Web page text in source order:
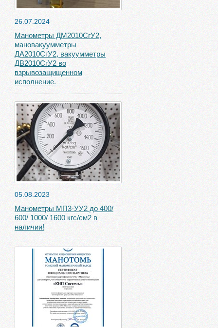
26.07.2024
Манометры ДМ2010СгУ2,
мановакуумметры
ДА2010СгУ2, вакуумметры
ДВ2010СгУ2 во
взрывозащищенном
исполнение.
05.08.2023
Манометры МП3-УУ2 до 400/
600/ 1000/ 1600 кгс/см2 в
наличии!